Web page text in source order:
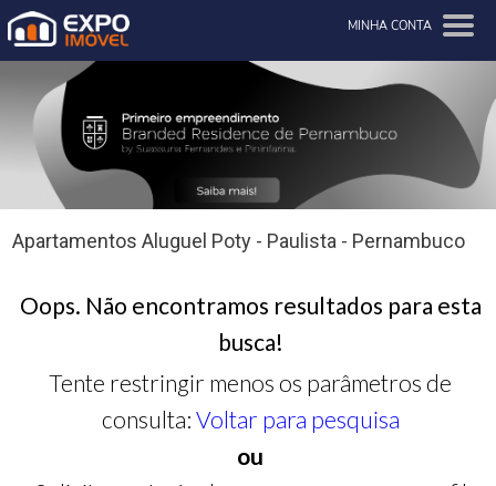
MINHA CONTA
Apartamentos Aluguel Poty - Paulista - Pernambuco
Oops. Não encontramos resultados para esta
busca!
Tente restringir menos os parâmetros de
consulta: Voltar para pesquisa
ou